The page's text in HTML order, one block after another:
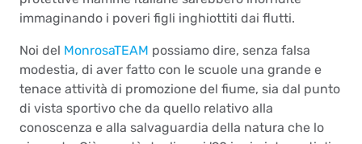
immaginando i poveri figli inghiottiti dai flutti.
Noi del MonrosaTEAM possiamo dire, senza falsa
modestia, di aver fatto con le scuole una grande e
tenace attività di promozione del fiume, sia dal punto
di vista sportivo che da quello relativo alla
conoscenza e alla salvaguardia della natura che lo